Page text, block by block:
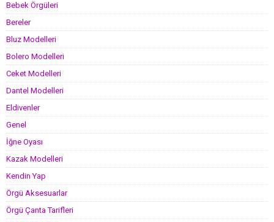
Bebek Örgüleri
Bereler
Bluz Modelleri
Bolero Modelleri
Ceket Modelleri
Dantel Modelleri
Eldivenler
Genel
İğne Oyası
Kazak Modelleri
Kendin Yap
Örgü Aksesuarlar
Örgü Çanta Tarifleri